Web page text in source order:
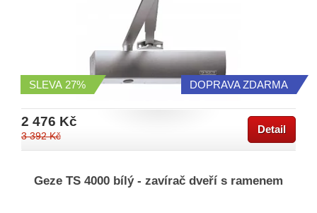
DOPRAVA ZDARMA
SLEVA 27%
2 476 Kč
3 392 Kč
Detail
Geze TS 4000 bílý - zavírač dveří s ramenem